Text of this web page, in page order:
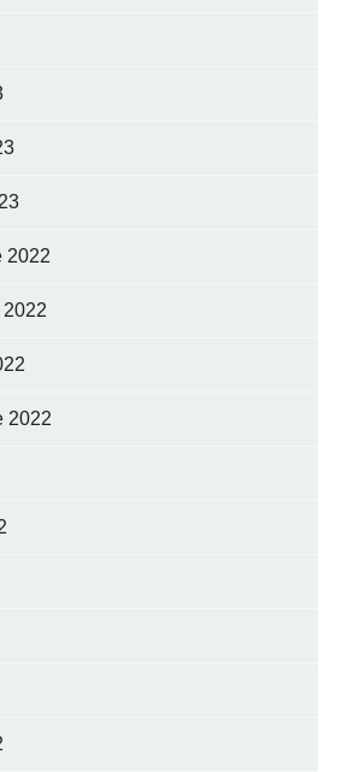
2022
2022